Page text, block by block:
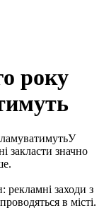
року
У
закласти значно
рекламні заходи з
в місті.